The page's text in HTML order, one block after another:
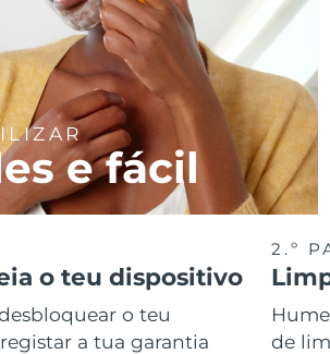
e fácil
o teu dispositivo
o teu
a tua garantia
2.º
de